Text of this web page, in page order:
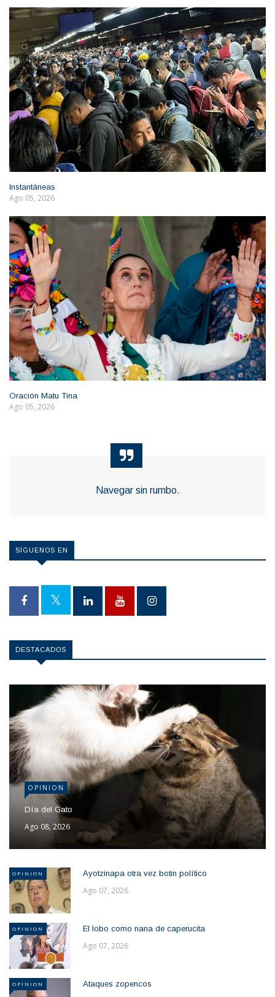
Instantáneas
Ago 05, 2026
Oración Matu Tina
Ago 05, 2026
Navegar sin rumbo.
SÍGUENOS EN
DESTACADOS
OPINION
Día del Gato
Ago 08, 2026
OPINION Ayotzinapa otra vez botin político
Ago 07, 2026
OPINION El lobo como nana de caperucita
Ago 07, 2026
OPINION Ataques zopencos